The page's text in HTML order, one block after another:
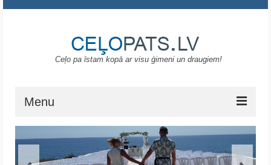
Ceļo pa īstam kopā ar visu ģimeni un draugiem!
Menu
Gruzija